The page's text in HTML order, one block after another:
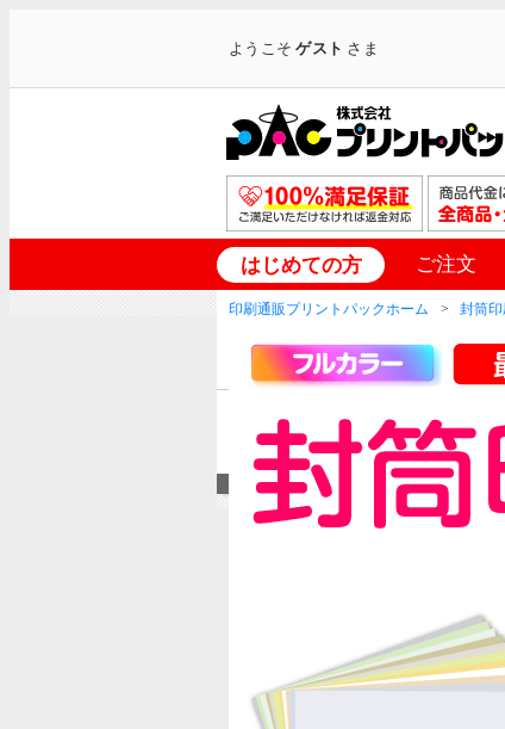
ようこそゲスト さま
はじめての方 ご注文
印刷通販プリントパックホーム 封筒印